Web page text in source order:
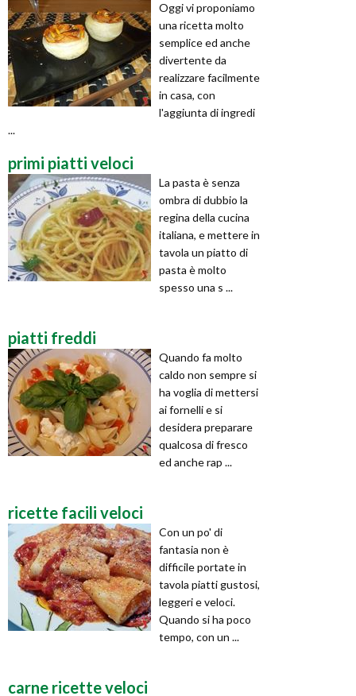
Oggi vi proponiamo
una ricetta molto
semplice ed anche
divertente da
realizzare facilmente
in casa, con
l'aggiunta di ingredi
...
primi piatti veloci
La pasta è senza
ombra di dubbio la
regina della cucina
italiana, e mettere in
tavola un piatto di
pasta è molto
spesso una s ...
piatti freddi
Quando fa molto
caldo non sempre si
ha voglia di mettersi
ai fornelli e si
desidera preparare
qualcosa di fresco
ed anche rap ...
ricette facili veloci
Con un po' di
fantasia non è
difficile portate in
tavola piatti gustosi,
leggeri e veloci.
Quando si ha poco
tempo, con un ...
carne ricette veloci